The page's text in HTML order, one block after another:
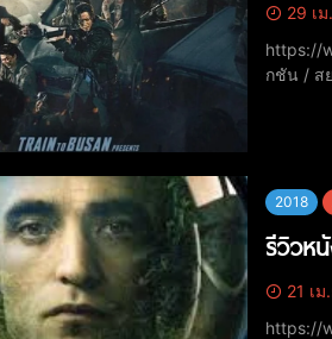
29 เ
https://
กชัน / ส
2018
รีวิวห
21 เ
https://